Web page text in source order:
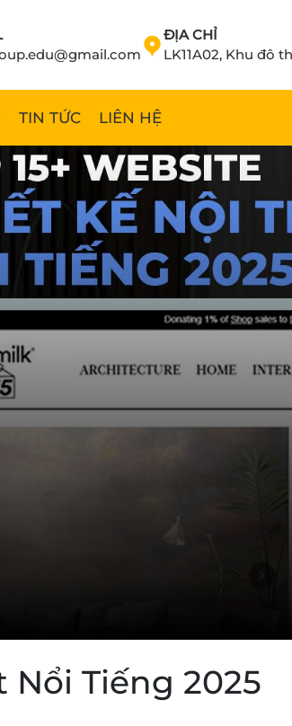
ĐỊA CHỈ
LK11A02, Khu đô
TIN TỨC LIÊN HỆ
Nổi Tiếng 2025